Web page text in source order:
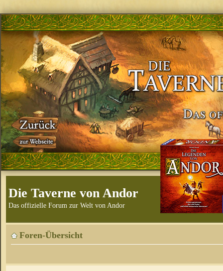
Die Taverne von Andor
Das offizielle Forum zur Welt von Andor
Foren-Übersicht